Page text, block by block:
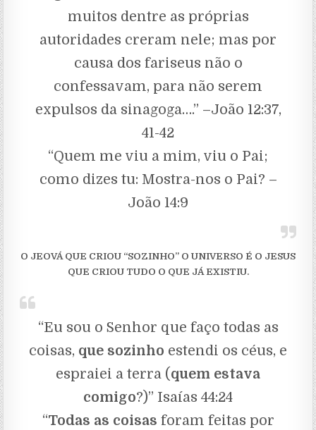
muitos dentre as próprias
autoridades creram nele; mas por
causa dos fariseus não o
confessavam, para não serem
expulsos da sinagoga….” –João 12:37,
41-42
“Quem me viu a mim, viu o Pai;
como dizes tu: Mostra-nos o Pai? –
João 14:9
O JEOVÁ QUE CRIOU “SOZINHO” O UNIVERSO É O JESUS
QUE CRIOU TUDO O QUE JÁ EXISTIU.
“Eu sou o Senhor que faço todas as
coisas, que sozinho estendi os céus, e
espraiei a terra (quem estava
comigo?)” Isaías 44:24
“Todas as coisas foram feitas por